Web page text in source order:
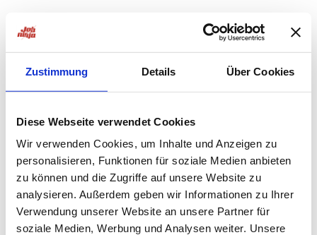
Zustimmung Details Über Cookies
Diese Webseite verwendet Cookies
Wir verwenden Cookies, um Inhalte und Anzeigen zu
personalisieren, Funktionen für soziale Medien anbieten
zu können und die Zugriffe auf unsere Website zu
analysieren. Außerdem geben wir Informationen zu Ihrer
Verwendung unserer Website an unsere Partner für
soziale Medien, Werbung und Analysen weiter. Unsere